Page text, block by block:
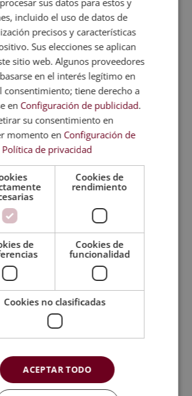
- GRUPO ESNECA FORMACIÓN, S.L.
sus datos a las empresas del GRUPO
FORMACIÓN relacionadas en
para que desarrollen su
en los sectores editorial, formación y
que le informen (telefónica y/o correo
de sus productos y/o servicios.
sus datos para informarle (telefónica y/o
electrónico) sobre nuestros productos y/o
En la política de privacidad conocerás tus
y gestionarás la baja.
y acepto lapolítica de privacidad y las
de uso
así escómo vestir en una boda
hombre
como una camisa de lino
con pantalones de lino o algodón.
o trajes formales y apuesta por
de manga larga arremangada.
y casuales como alpargatas,
como sombreros de paja, gafas de sol
o una pulsera de cuero.
sus datos para estos y
incluido el uso de datos de
precisos y características
Sus elecciones se aplican
sitio web. Algunos proveedores
en el interés legítimo en
consentimiento; tiene derecho a
en Configuración de publicidad.
su consentimiento en
momento en Configuración de
Política de privacidad
Cookies de
rendimiento
de
Cookies de
funcionalidad
Cookies no clasificadas
ACEPTAR TODO